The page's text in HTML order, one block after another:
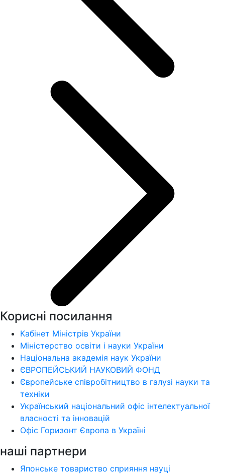
Корисні посилання
Кабінет Міністрів України
Міністерство освіти і науки України
Національна академія наук України
ЄВРОПЕЙСЬКИЙ НАУКОВИЙ ФОНД
Європейське співробітництво в галузі науки та
техніки
Український національний офіс інтелектуальної
власності та інновацій
Офіс Горизонт Європа в Україні
наші партнери
Японське товариство сприяння науці